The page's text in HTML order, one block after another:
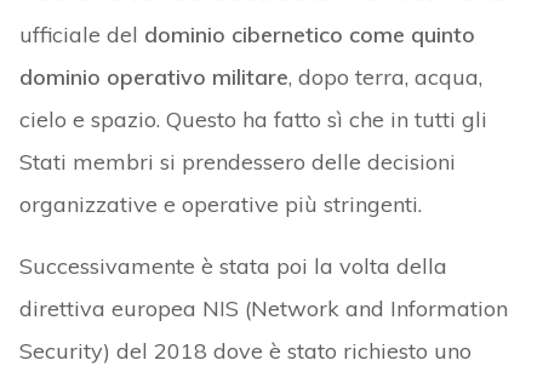
ufficiale del dominio cibernetico come quinto
dominio operativo militare, dopo terra, acqua,
cielo e spazio. Questo ha fatto sì che in tutti gli
Stati membri si prendessero delle decisioni
organizzative e operative più stringenti.
Successivamente è stata poi la volta della
direttiva europea NIS (Network and Information
Security) del 2018 dove è stato richiesto uno